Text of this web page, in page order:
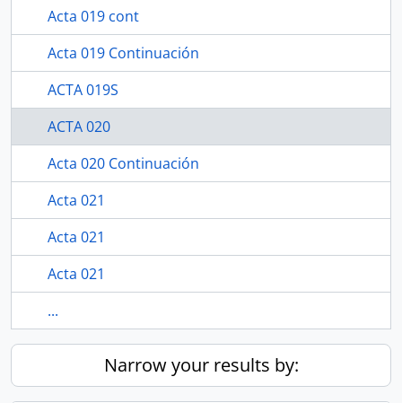
Acta 019 cont
Acta 019 Continuación
ACTA 019S
ACTA 020
Acta 020 Continuación
Acta 021
Acta 021
Acta 021
...
Narrow your results by: